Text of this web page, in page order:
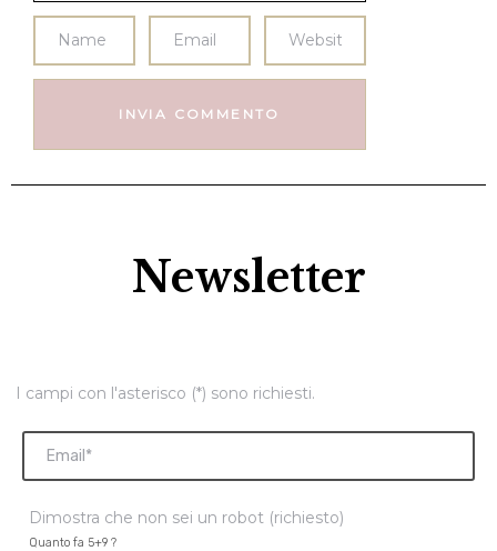
Newsletter
I campi con l'asterisco (*) sono richiesti.
Dimostra che non sei un robot (richiesto)
Quanto fa 5+9 ?